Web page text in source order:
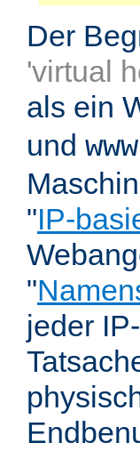
Der
'virtual
als ein
und
"IP-
"
jeder